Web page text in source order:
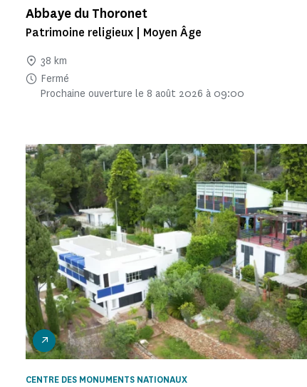
Abbaye du Thoronet
Patrimoine religieux | Moyen Âge
38 km
Fermé
Prochaine ouverture le 8 août 2026 à 09:00
CENTRE DES MONUMENTS NATIONAUX